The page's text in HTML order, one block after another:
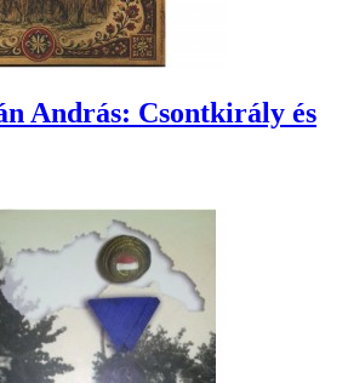
András: Csontkirály és